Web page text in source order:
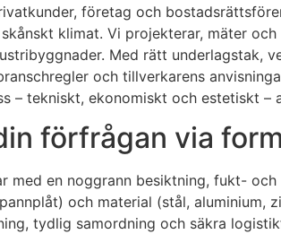
företag och
klimat. Vi projekterar, mäter
Med rätt underlagstak,
och tillverkarens
tekniskt, ekonomiskt och estetiskt
förfrågan via
en noggrann besiktning, fukt-
och material (stål,
tydlig samordning och säkra